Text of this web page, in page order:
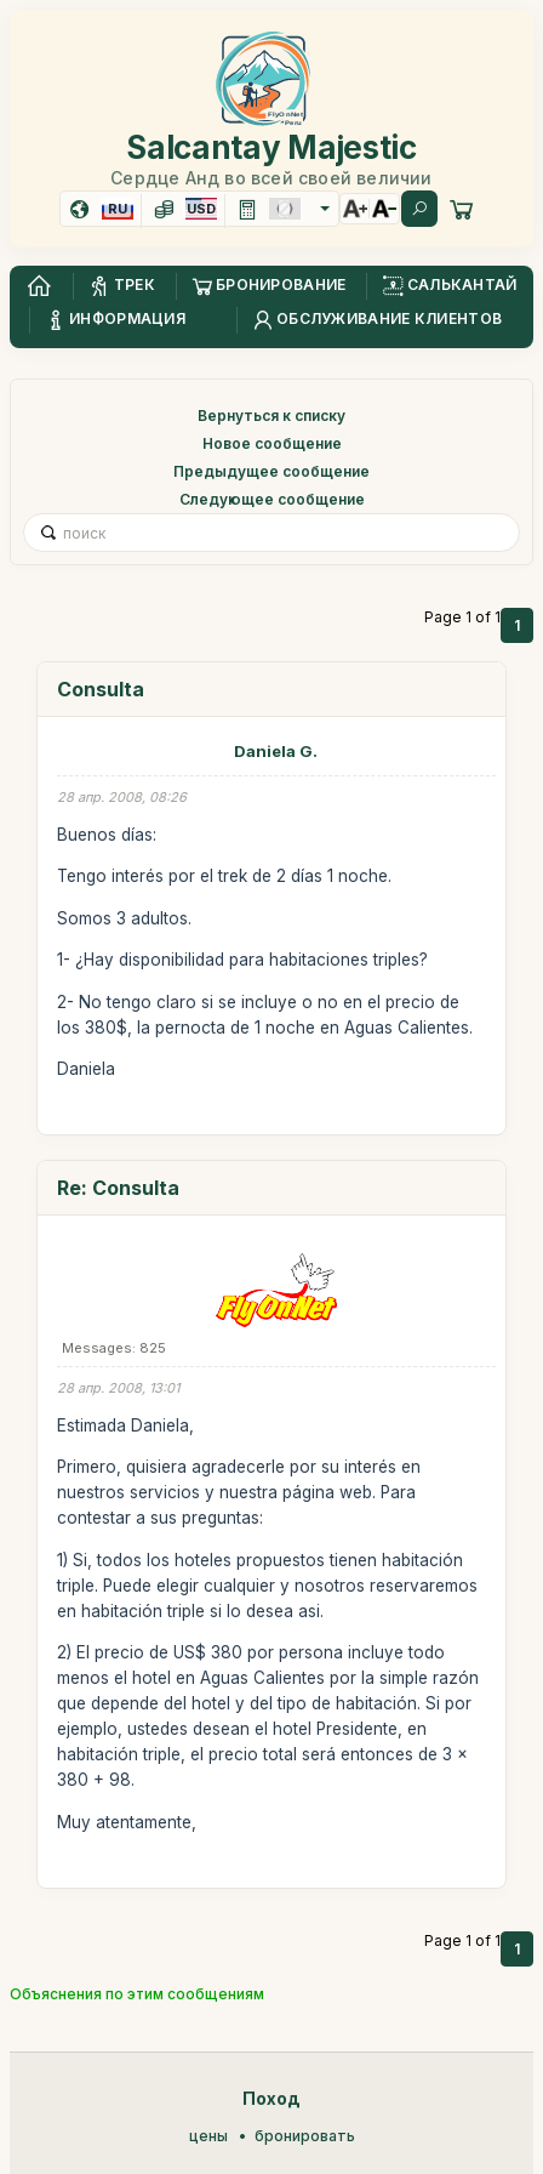
Salcantay Majestic
Сердце Анд во всей своей величии
RU USD
ТРЕК БРОНИРОВАНИЕ
САЛЬКАНТАЙ
ИНФОРМАЦИЯ
ОБСЛУЖИВАНИЕ КЛИЕНТОВ
Вернуться к списку
Новое сообщение
Предыдущее сообщение
Следующее сообщение
Page 1 of 1 1
Consulta
Daniela G.
28 апр. 2008, 08:26
Buenos días:
Tengo interés por el trek de 2 días 1 noche.
Somos 3 adultos.
1- ¿Hay disponibilidad para habitaciones triples?
2- No tengo claro si se incluye o no en el precio de
los 380$, la pernocta de 1 noche en Aguas Calientes.
Daniela
Re: Consulta
Messages: 825
28 апр. 2008, 13:01
Estimada Daniela,
Primero, quisiera agradecerle por su interés en
nuestros servicios y nuestra página web. Para
contestar a sus preguntas:
1) Si, todos los hoteles propuestos tienen habitación
triple. Puede elegir cualquier y nosotros reservaremos
en habitación triple si lo desea asi.
2) El precio de US$ 380 por persona incluye todo
menos el hotel en Aguas Calientes por la simple razón
que depende del hotel y del tipo de habitación. Si por
ejemplo, ustedes desean el hotel Presidente, en
habitación triple, el precio total será entonces de 3 x
380 + 98.
Muy atentamente,
Page 1 of 1 1
Объяснения по этим сообщениям
Поход
цены бронировать